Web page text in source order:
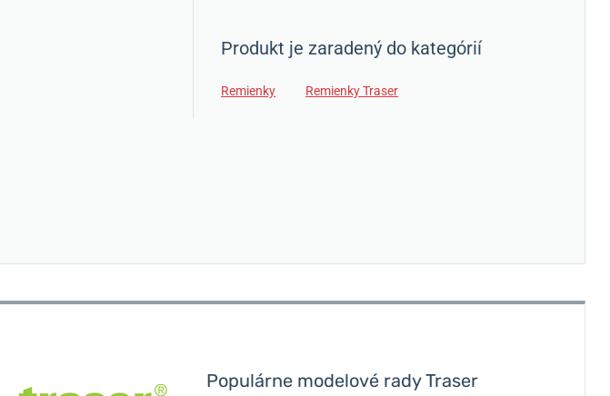
Produkt je zaradený do kategórií
Remienky Remienky Traser
Populárne modelové rady Traser